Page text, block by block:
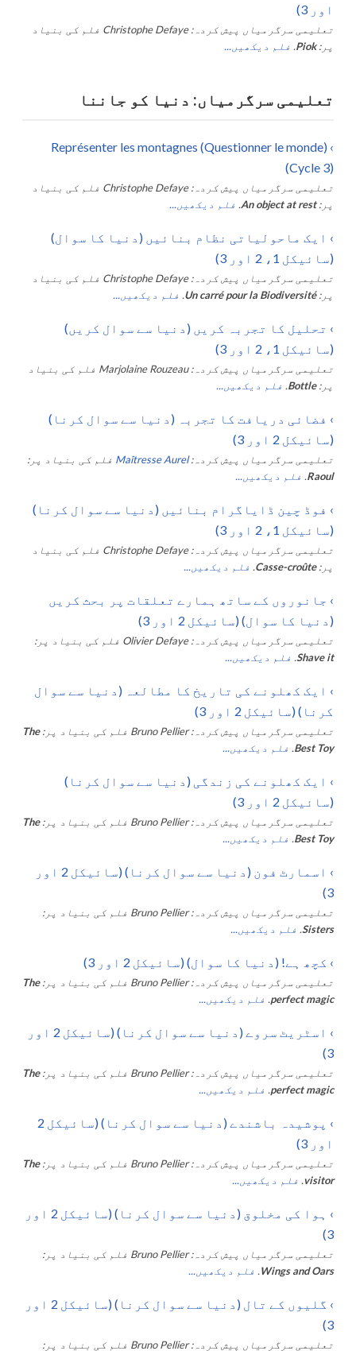
اور 3)
تعلیمی سرگرمیاں پیش کردہ: Christophe Defaye فلم کی بنیاد
پر: Piok
. فلم دیکھیں...
تعلیمی سرگرمیاں: دنیا کو جاننا
›
Représenter les montagnes (Questionner le monde)
(Cycle 3)
تعلیمی سرگرمیاں پیش کردہ: Christophe Defaye فلم کی بنیاد
پر: An object at rest
. فلم دیکھیں...
› ایک ماحولیاتی نظام بنائیں (دنیا کا سوال)
(سائیکل 1، 2 اور 3)
تعلیمی سرگرمیاں پیش کردہ: Christophe Defaye فلم کی بنیاد
پر: Un carré pour la Biodiversité
. فلم دیکھیں...
› تحلیل کا تجربہ کریں (دنیا سے سوال کریں)
(سائیکل 1، 2 اور 3)
تعلیمی سرگرمیاں پیش کردہ: Marjolaine Rouzeau فلم کی بنیاد
پر: Bottle
. فلم دیکھیں...
› فضائی دریافت کا تجربہ (دنیا سے سوال کرنا)
(سائیکل 2 اور 3)
تعلیمی سرگرمیاں پیش کردہ: Maîtresse Aurel فلم کی بنیاد پر:
Raoul
. فلم دیکھیں...
› فوڈ چین ڈایاگرام بنائیں (دنیا سے سوال کرنا)
(سائیکل 1، 2 اور 3)
تعلیمی سرگرمیاں پیش کردہ: Christophe Defaye فلم کی بنیاد
پر: Casse-croûte
. فلم دیکھیں...
› جانوروں کے ساتھ ہمارے تعلقات پر بحث کریں
(دنیا کا سوال) (سائیکل 2 اور 3)
تعلیمی سرگرمیاں پیش کردہ: Olivier Defaye فلم کی بنیاد پر:
Shave it
. فلم دیکھیں...
› ایک کھلونے کی تاریخ کا مطالعہ (دنیا سے سوال
کرنا) (سائیکل 2 اور 3)
تعلیمی سرگرمیاں پیش کردہ: Bruno Pellier فلم کی بنیاد پر: The
Best Toy
. فلم دیکھیں...
› ایک کھلونے کی زندگی (دنیا سے سوال کرنا)
(سائیکل 2 اور 3)
تعلیمی سرگرمیاں پیش کردہ: Bruno Pellier فلم کی بنیاد پر: The
Best Toy
. فلم دیکھیں...
›
اسمارٹ فون (دنیا سے سوال کرنا) (سائیکل 2 اور
3)
تعلیمی سرگرمیاں پیش کردہ: Bruno Pellier فلم کی بنیاد پر:
Sisters
. فلم دیکھیں...
› کچھ ہے! (دنیا کا سوال) (سائیکل 2 اور 3)
تعلیمی سرگرمیاں پیش کردہ: Bruno Pellier فلم کی بنیاد پر: The
perfect magic
. فلم دیکھیں...
›
اسٹریٹ سروے (دنیا سے سوال کرنا) (سائیکل 2 اور
3)
تعلیمی سرگرمیاں پیش کردہ: Bruno Pellier فلم کی بنیاد پر: The
perfect magic
. فلم دیکھیں...
›
پوشیدہ باشندے (دنیا سے سوال کرنا) (سائیکل 2
اور 3)
تعلیمی سرگرمیاں پیش کردہ: Bruno Pellier فلم کی بنیاد پر: The
visitor
. فلم دیکھیں...
›
ہوا کی مخلوق (دنیا سے سوال کرنا) (سائیکل 2 اور
3)
تعلیمی سرگرمیاں پیش کردہ: Bruno Pellier فلم کی بنیاد پر:
Wings and Oars
. فلم دیکھیں...
›
گلیوں کے تال (دنیا سے سوال کرنا) (سائیکل 2 اور
3)
تعلیمی سرگرمیاں پیش کردہ: Bruno Pellier فلم کی بنیاد پر: